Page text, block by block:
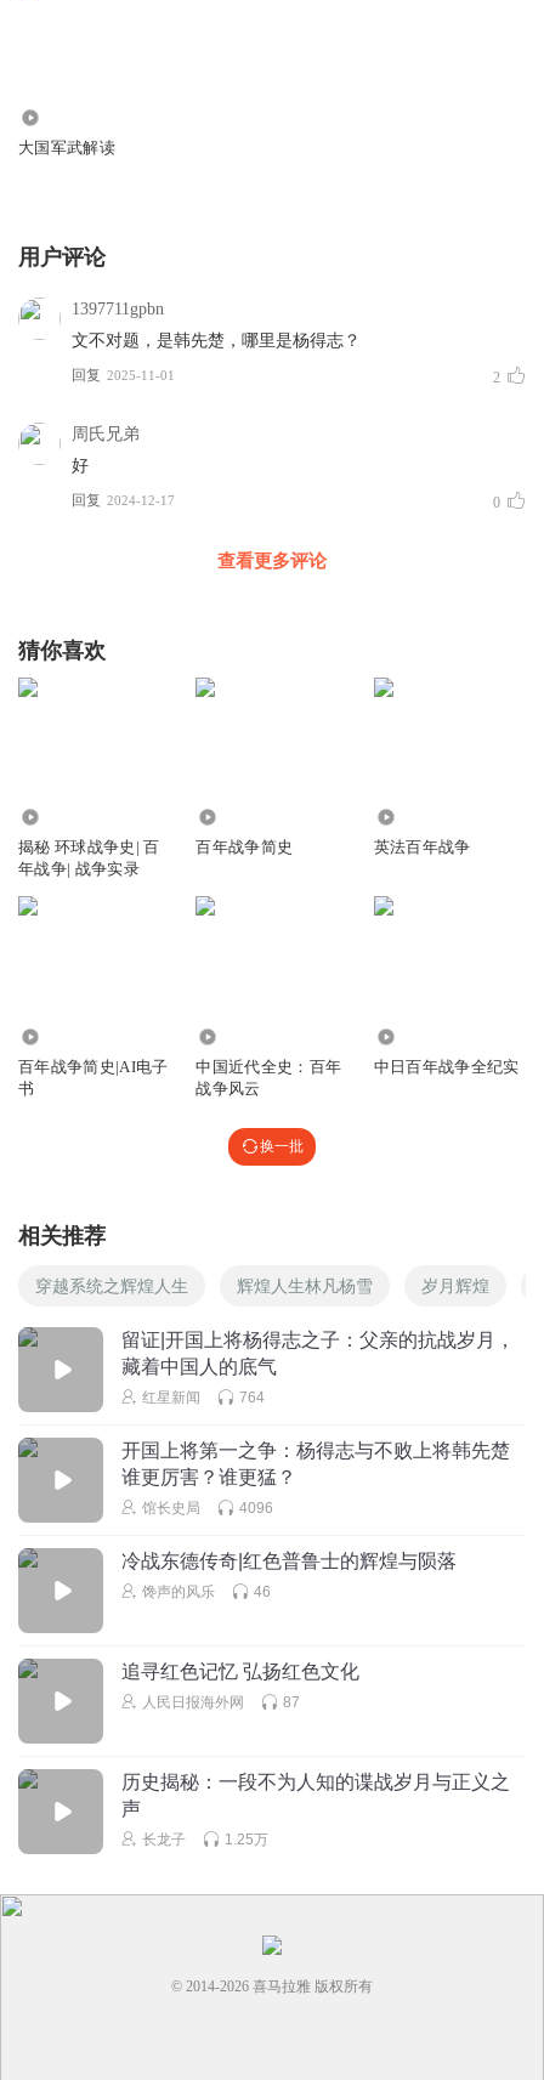
大国军武解读
用户评论
1397711gpbn
文不对题，是韩先楚，哪里是杨得志？
回复 2025-11-01 2
周氏兄弟
好
回复 2024-12-17 0
查看更多评论
猜你喜欢
揭秘 环球战争史| 百
年战争| 战争实录
百年战争简史 英法百年战争
百年战争简史|AI电子
书
中国近代全史：百年
战争风云
中日百年战争全纪实
换一批
相关推荐
穿越系统之辉煌人生 辉煌人生林凡杨雪 岁月辉煌
留证|开国上将杨得志之子：父亲的抗战岁月，
藏着中国人的底气
红星新闻 764
开国上将第一之争：杨得志与不败上将韩先楚
谁更厉害？谁更猛？
馆长史局 4096
冷战东德传奇|红色普鲁士的辉煌与陨落
馋声的风乐 46
追寻红色记忆 弘扬红色文化
人民日报海外网 87
历史揭秘：一段不为人知的谍战岁月与正义之
声
长龙子 1.25万
© 2014-2026 喜马拉雅 版权所有